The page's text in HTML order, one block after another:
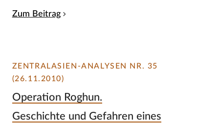
Zum Beitrag
ZENTRALASIEN-ANALYSEN NR. 35
(26.11.2010)
Operation Roghun.
Geschichte und Gefahren eines